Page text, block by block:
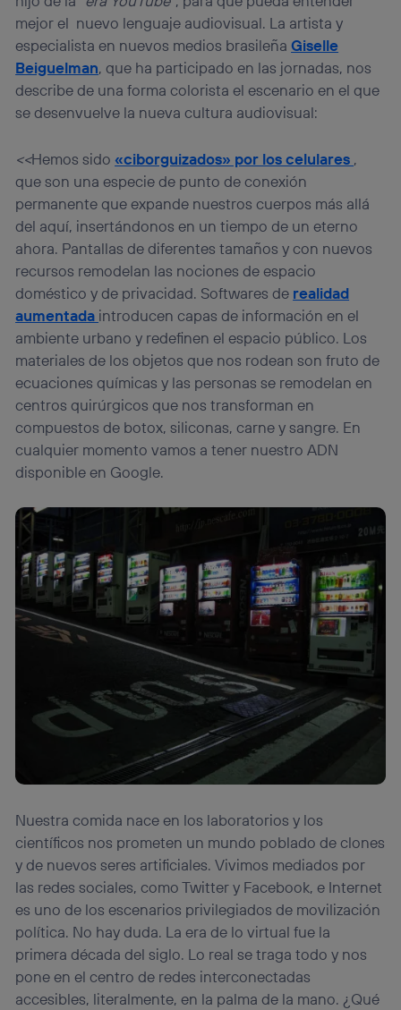
mejor el nuevo lenguaje audiovisual. La artista y
especialista en nuevos medios brasileñaGiselle
Beiguelman, que ha participado en las jornadas, nos
describe de una forma colorista el escenario en el que
se desenvuelve la nueva cultura audiovisual:
<<Hemos sido«ciborguizados» por los celulares ,
que son una especie de punto de conexión
permanente que expande nuestros cuerpos más allá
del aquí, insertándonos en un tiempo de un eterno
ahora. Pantallas de diferentes tamaños y con nuevos
recursos remodelan las nociones de espacio
doméstico y de privacidad. Softwares de realidad
aumentada introducen capas de información en el
ambiente urbano y redefinen el espacio público. Los
materiales de los objetos que nos rodean son fruto de
ecuaciones químicas y las personas se remodelan en
centros quirúrgicos que nos transforman en
compuestos de botox, siliconas, carne y sangre. En
cualquier momento vamos a tener nuestro ADN
disponible en Google.
Nuestra comida nace en los laboratorios y los
científicos nos prometen un mundo poblado de clones
y de nuevos seres artificiales. Vivimos mediados por
las redes sociales, como Twitter y Facebook, e Internet
es uno de los escenarios privilegiados de movilización
política. No hay duda. La era de lo virtual fue la
primera década del siglo. Lo real se traga todo y nos
pone en el centro de redes interconectadas
accesibles, literalmente, en la palma de la mano. ¿Qué